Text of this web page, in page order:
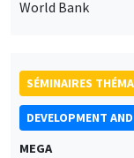
World Bank
SÉMINAIRES
DEVELOPMENT
MEGA